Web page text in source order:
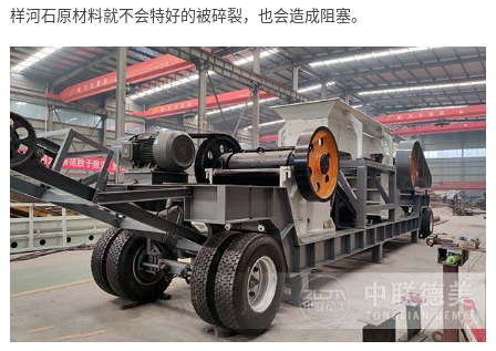
样河石原材料就不会特好的被碎裂，也会造成阻塞。